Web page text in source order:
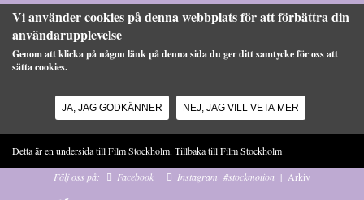
Vi använder cookies på denna webbplats för att förbättra din
användarupplevelse
Genom att klicka på någon länk på denna sida du ger ditt samtycke för oss att
sätta cookies.
JA, JAG GODKÄNNER NEJ, JAG VILL VETA MER
Detta är en undersida till Film Stockholm. Tillbaka tillFilm Stockholm
Följ oss på:
Facebook Instagram #stockmotion | Arkiv